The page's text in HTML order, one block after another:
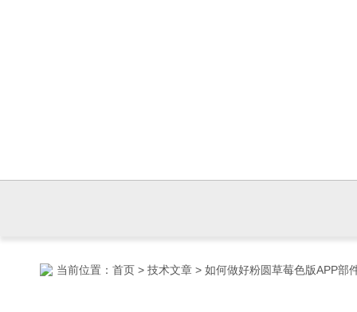
当前位置： 首页 > 技术文章 > 如何做好粉圆草莓色版APP部